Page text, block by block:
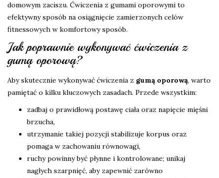
domowym zaciszu. Ćwiczenia z gumami oporowymi to
efektywny sposób na osiągnięcie zamierzonych celów
fitnessowych w komfortowy sposób.
Jak poprawnie wykonywać ćwiczenia z
gumą oporową?
Aby skutecznie wykonywać ćwiczenia z gumą oporową, warto
pamiętać o kilku kluczowych zasadach. Przede wszystkim:
zadbaj o prawidłową postawę ciała oraz napięcie mięśni
brzucha,
utrzymanie takiej pozycji stabilizuje korpus oraz
pomaga w zachowaniu równowagi,
ruchy powinny być płynne i kontrolowane; unikaj
nagłych szarpnięć, aby zapewnić zarówno